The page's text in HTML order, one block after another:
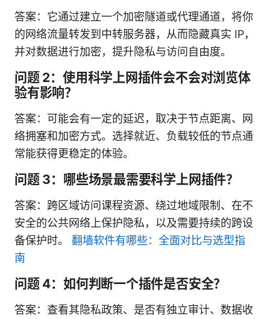
答案：它通过建立一个加密隧道或代理通道，将你
的网络流量转发到中转服务器，从而隐藏真实 IP，
并对数据进行加密，提升隐私与访问自由度。
问题 2：使用科学上网插件会不会对浏览体
验有影响？
答案：可能会有一定的延迟，取决于节点距离、网
络拥塞和加密方式。选择就近、负载较低的节点通
常能获得更稳定的体验。
问题 3：哪些场景最需要科学上网插件？
答案：跨区域访问课程资源、绕过地域限制、在不
安全的公共网络上保护隐私，以及需要持续的跨设
备保护时。 翻墙软件有哪些：全面对比与选型指
南
问题 4：如何判断一个插件是否安全？
答案：查看其隐私政策、是否有独立审计、数据收